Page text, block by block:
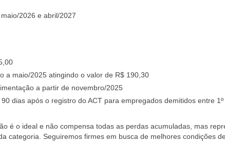
2026 e abril/2027
a maio/2025 atingindo o valor de R$ 190,30
a partir de novembro/2025
dias após o registro do ACT para empregados demitidos entre
é o ideal e não compensa todas as perdas acumuladas, mas
categoria. Seguiremos firmes em busca de melhores condições de